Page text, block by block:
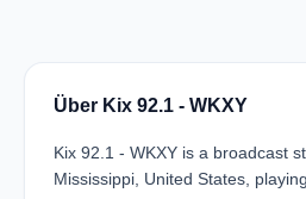
Über Kix 92.1 - WKXY
Kix 92.1 - WKXY is a broadcast
Mississippi, United States,